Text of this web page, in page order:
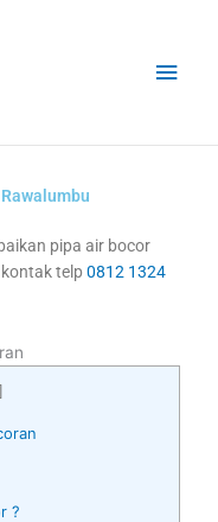
pipa air bocor
kontak telp0812 1324
?